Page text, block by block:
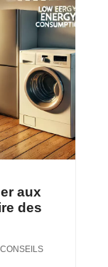
aux
des
CONSEILS